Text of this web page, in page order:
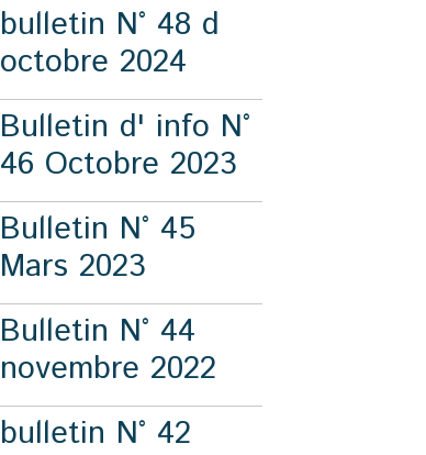
bulletin N° 48 d
octobre 2024
Bulletin d' info N°
46 Octobre 2023
Bulletin N° 45
Mars 2023
Bulletin N° 44
novembre 2022
bulletin N° 42